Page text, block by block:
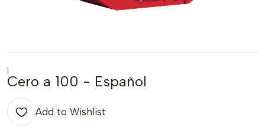
|
Cero a 100 - Español
Add to Wishlist